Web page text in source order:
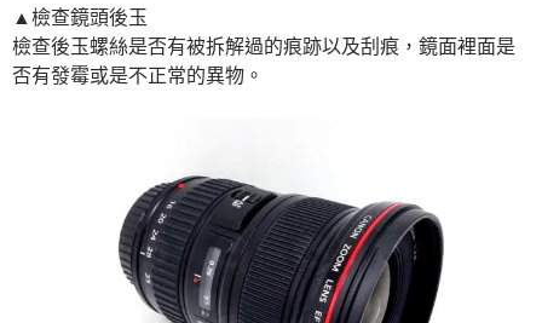
▲檢查鏡頭後玉
檢查後玉螺絲是否有被拆解過的痕跡以及刮痕，鏡面裡面是
否有發霉或是不正常的異物。